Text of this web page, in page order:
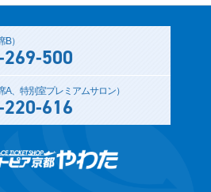
B）
500
A、特別室プレミアムサロン）
616